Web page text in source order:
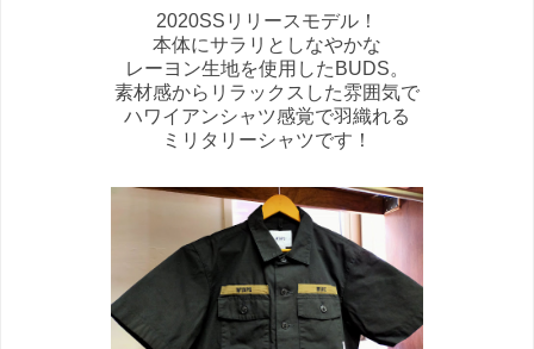
2020SSリリースモデル！
本体にサラリとしなやかな
レーヨン生地を使用したBUDS。
素材感からリラックスした雰囲気で
ハワイアンシャツ感覚で羽織れる
ミリタリーシャツです！